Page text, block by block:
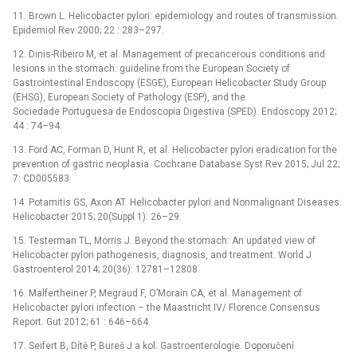
11. Brown L. Helicobacter pylori: epidemiology and routes of transmission.
Epidemiol Rev 2000; 22 : 283–297.
12. Dinis-Ribeiro M, et al. Management of precancerous conditions and
lesions in the stomach: guideline from the European Society of
Gastrointestinal Endoscopy (ESGE), European Helicobacter Study Group
(EHSG), European Society of Pathology (ESP), and the
Sociedade Portuguesa de Endoscopia Digestiva (SPED). Endoscopy 2012;
44 : 74–94.
13. Ford AC, Forman D, Hunt R, et al. Helicobacter pylori eradication for the
prevention of gastric neoplasia. Cochrane Database Syst Rev 2015; Jul 22;
7: CD005583
14. Potamitis GS, Axon AT. Helicobacter pylori and Nonmalignant Diseases.
Helicobacter 2015; 20(Suppl 1): 26–29.
15. Testerman TL, Morris J. Beyond the stomach: An updated view of
Helicobacter pylori pathogenesis, diagnosis, and treatment. World J
Gastroenterol 2014; 20(36): 12781–12808.
16. Malfertheiner P, Megraud F, O’Morain CA, et al. Management of
Helicobacter pylori infection –⁠ the Maastricht IV/ Florence Consensus
Report. Gut 2012; 61 : 646–664.
17. Seifert B, Dítě P, Bureš J a kol. Gastroenterologie. Doporučení